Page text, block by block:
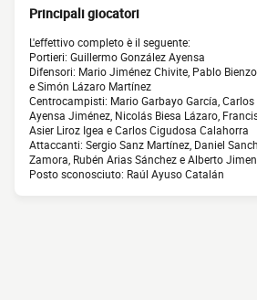
Principali giocatori
L'effettivo completo è il seguente:
Portieri: Guillermo González Ayensa
Difensori: Mario Jiménez Chivite, Pablo
e Simón Lázaro Martínez
Centrocampisti: Mario Garbayo García,
Ayensa Jiménez, Nicolás Biesa Lázaro,
Asier Liroz Igea e Carlos Cigudosa Calahorra
Attaccanti: Sergio Sanz Martínez, Daniel
Zamora, Rubén Arias Sánchez e Alberto
Posto sconosciuto: Raúl Ayuso Catalán